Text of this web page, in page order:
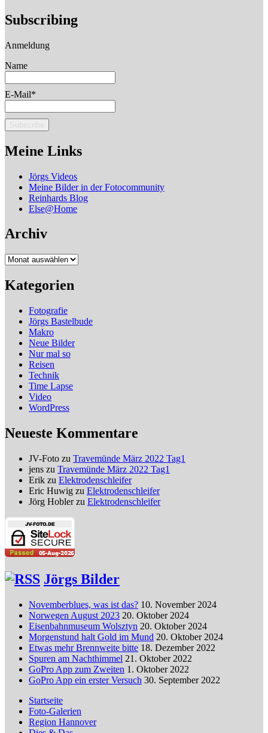
Subscribing
Anmeldung
Name
E-Mail*
Meine Links
Jörgs Videos
Meine Bilder in der Fotocommunity
Reinhards Blog
Else@Home
Archiv
Archiv
Kategorien
Fotografie
Jörgs Bastelbude
Makro
Neue Bilder
Nur mal so
Reisen
Technik
Time Lapse
Video
WordPress
Neueste Kommentare
JV-Foto zu Travemünde März 2022 Tag1
jens zu Travemünde März 2022 Tag1
Erik zu Elektrodenschleifer
Eric Huwig zu Elektrodenschleifer
Jörg Hoblerzu Elektrodenschleifer
Jörgs Bilder
Novemberblues, was ist das? 10. November 2024
Norwegen August 2023 20. Oktober 2024
Eisenbahnmuseum Wolsztyn 20. Oktober 2024
Morgenstund halt Gold im Mund 20. Oktober 2024
Etwas mehr Brennweite bitte 18. Dezember 2022
Spuren am Nachthimmel 21. Oktober 2022
GoPro App zum Zweiten 1. Oktober 2022
GoPro App ein erster Versuch 30. September 2022
Startseite
Foto-Galerien
Region Hannover